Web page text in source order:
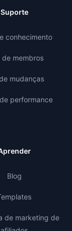
Suporte
conhecimento
de membros
mudanças
performance
Blog
de marketing de